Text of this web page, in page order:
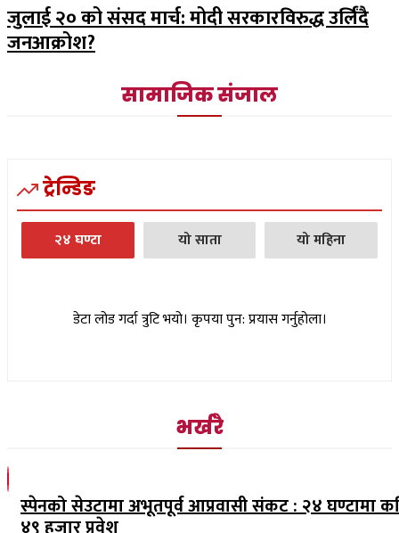
जुलाई २० को संसद मार्च: मोदी सरकारविरुद्ध उर्लिंदै
जनआक्रोश?
सामाजिक संजाल
ट्रेन्डिङ
२४ घण्टा यो साता यो महिना
डेटा लोड गर्दा त्रुटि भयो। कृपया पुन: प्रयास गर्नुहोला।
भर्खरै
स्पेनको सेउटामा अभूतपूर्व आप्रवासी संकट : २४ घण्टामा